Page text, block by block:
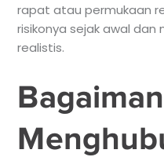
rapat atau permukaan
risikonya sejak awal
realistis.